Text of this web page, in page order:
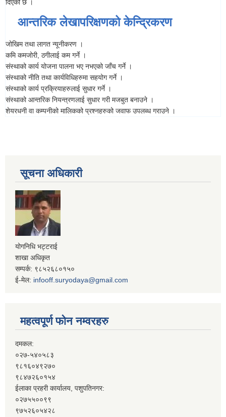
दिएको छ ।
आन्तरिक लेखापरिक्षणको केन्द्रिकरण
जोखिम तथा लागत न्यूनीकरण ।
कमि कमजोरी, ठगीलाई कम गर्ने ।
संस्थाको कार्य योजना पालना भए नभएको जाँच गर्ने ।
संस्थाको नीति तथा कार्यविधिहरुमा सहयोग गर्ने ।
संस्थाको कार्य प्रक्रियाहरुलाई सुधार गर्ने ।
संस्थाको आन्तरिक नियन्त्रणलाई सुधार गरी मजबुत बनाउने ।
शेयरधनी वा कम्पनीको मालिकको प्रश्नहरुको जवाफ उपलब्ध गराउने ।
सूचना अधिकारी
योगनिधि भट्टराई
शाखा अधिकृत
सम्पर्क: ९८५२६८०१५०
ई-मेल: infooff.suryodaya@gmail.com
महत्वपूर्ण फोन नम्वरहरु
दमकल:
०२७-५४०५८३
९८१६०४९२७०
९८४७२६०१५४
ईलाका प्रहरी कार्यालय, पशुपतिनगर:
०२७५५००९९
९७५२६०५४२८